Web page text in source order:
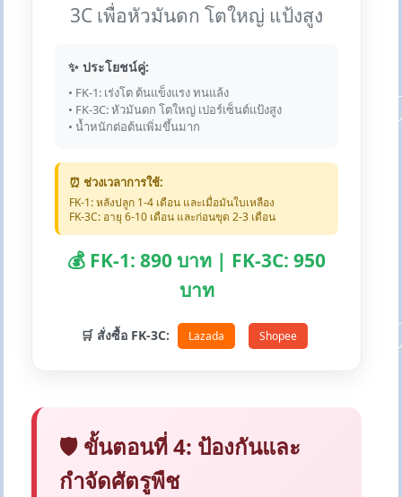
3C เพื่อหัวมันดก โตใหญ่ แป้งสูง
✨ ประโยชน์คู่:
• FK-1: เร่งโต ต้นแข็งแรง ทนแล้ง
• FK-3C: หัวมันดก โตใหญ่ เปอร์เซ็นต์แป้งสูง
• น้ำหนักต่อต้นเพิ่มขึ้นมาก
⏰ ช่วงเวลาการใช้:
FK-1: หลังปลูก 1-4 เดือน และเมื่อมันใบเหลือง
FK-3C: อายุ 6-10 เดือน และก่อนขุด 2-3 เดือน
💰 FK-1: 890 บาท | FK-3C: 950
บาท
🛒 สั่งซื้อ FK-3C: Lazada Shopee
🛡️ ขั้นตอนที่ 4: ป้องกันและ
กำจัดศัตรูพืช